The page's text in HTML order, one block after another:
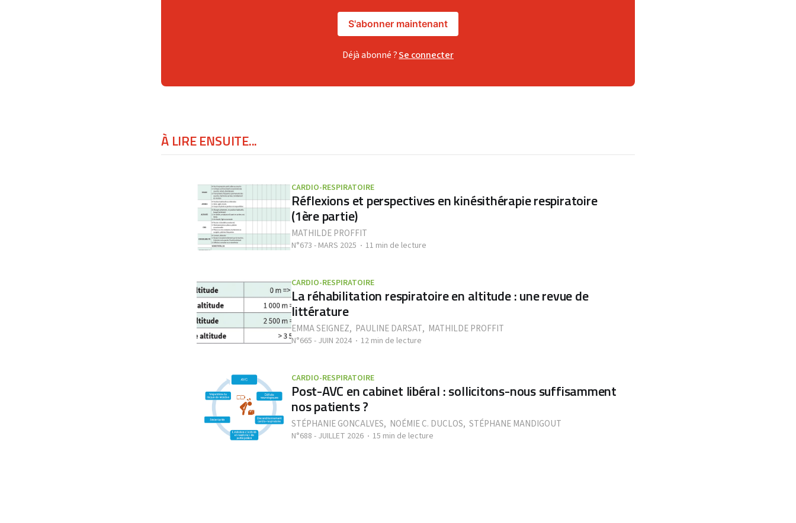
S'abonner maintenant
Déjà abonné ?Se connecter
À LIRE ENSUITE...
CARDIO-RESPIRATOIRE
Réflexions et perspectives en kinésithérapie respiratoire
(1ère partie)
MATHILDE PROFFIT
N°673 - MARS 2025 11 min de lecture
CARDIO-RESPIRATOIRE
La réhabilitation respiratoire en altitude : une revue de
littérature
EMMA SEIGNEZ, PAULINE DARSAT, MATHILDE PROFFIT
N°665 - JUIN 2024 12 min de lecture
CARDIO-RESPIRATOIRE
Post-AVC en cabinet libéral : sollicitons-nous suffisamment
nos patients ?
STÉPHANIE GONCALVES, NOÉMIE C. DUCLOS, STÉPHANE MANDIGOUT
N°688 - JUILLET 2026 15 min de lecture